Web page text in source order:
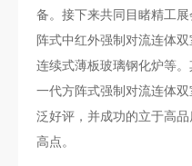
备。接下来共同目睹精工
阵式中红外强制对流连体
连续式薄板玻璃钢化炉等
一代方阵式强制对流连体
泛好评，并成功的立于高
高点。